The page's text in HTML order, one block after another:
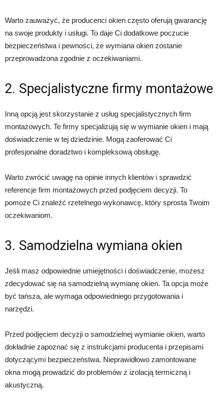
Warto zauważyć, że producenci okien często oferują gwarancję
na swoje produkty i usługi. To daje Ci dodatkowe poczucie
bezpieczeństwa i pewności, że wymiana okien zostanie
przeprowadzona zgodnie z oczekiwaniami.
2. Specjalistyczne firmy montażowe
Inną opcją jest skorzystanie z usług specjalistycznych firm
montażowych. Te firmy specjalizują się w wymianie okien i mają
doświadczenie w tej dziedzinie. Mogą zaoferować Ci
profesjonalne doradztwo i kompleksową obsługę.
Warto zwrócić uwagę na opinie innych klientów i sprawdzić
referencje firm montażowych przed podjęciem decyzji. To
pomoże Ci znaleźć rzetelnego wykonawcę, który sprosta Twoim
oczekiwaniom.
3. Samodzielna wymiana okien
Jeśli masz odpowiednie umiejętności i doświadczenie, możesz
zdecydować się na samodzielną wymianę okien. Ta opcja może
być tańsza, ale wymaga odpowiedniego przygotowania i
narzędzi.
Przed podjęciem decyzji o samodzielnej wymianie okien, warto
dokładnie zapoznać się z instrukcjami producenta i przepisami
dotyczącymi bezpieczeństwa. Nieprawidłowo zamontowane
okna mogą prowadzić do problemów z izolacją termiczną i
akustyczną.